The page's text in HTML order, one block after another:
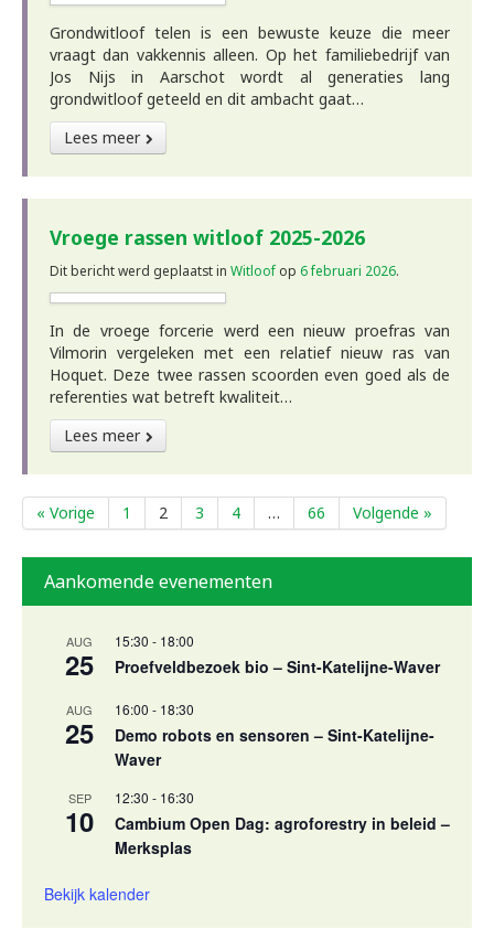
Grondwitloof telen is een bewuste keuze die meer
vraagt dan vakkennis alleen. Op het familiebedrijf van
Jos Nijs in Aarschot wordt al generaties lang
grondwitloof geteeld en dit ambacht gaat…
Lees meer
Vroege rassen witloof 2025-2026
Dit bericht werd geplaatst in Witloof op 6 februari 2026.
In de vroege forcerie werd een nieuw proefras van
Vilmorin vergeleken met een relatief nieuw ras van
Hoquet. Deze twee rassen scoorden even goed als de
referenties wat betreft kwaliteit…
Lees meer
« Vorige 1 2 3 4 … 66 Volgende »
Aankomende evenementen
AUG
25
15:30 - 18:00
Proefveldbezoek bio – Sint-Katelijne-Waver
AUG
25
16:00 - 18:30
Demo robots en sensoren – Sint-Katelijne-
Waver
SEP
10
12:30 - 16:30
Cambium Open Dag: agroforestry in beleid –
Merksplas
Bekijk kalender